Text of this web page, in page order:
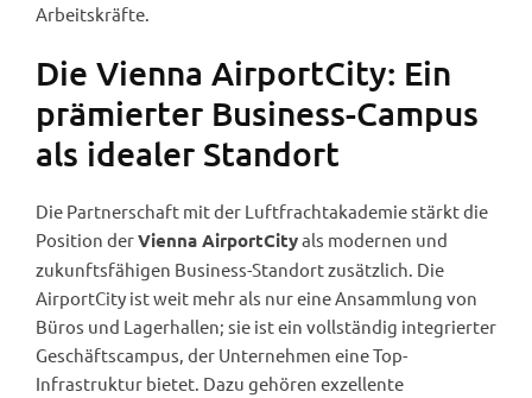
Arbeitskräfte.
Die Vienna AirportCity: Ein
prämierter Business-Campus
als idealer Standort
Die Partnerschaft mit der Luftfrachtakademie stärkt die
Position derVienna AirportCityals modernen und
zukunftsfähigen Business-Standort zusätzlich. Die
AirportCity ist weit mehr als nur eine Ansammlung von
Büros und Lagerhallen; sie ist ein vollständig integrierter
Geschäftscampus, der Unternehmen eine Top-
Infrastruktur bietet. Dazu gehören exzellente